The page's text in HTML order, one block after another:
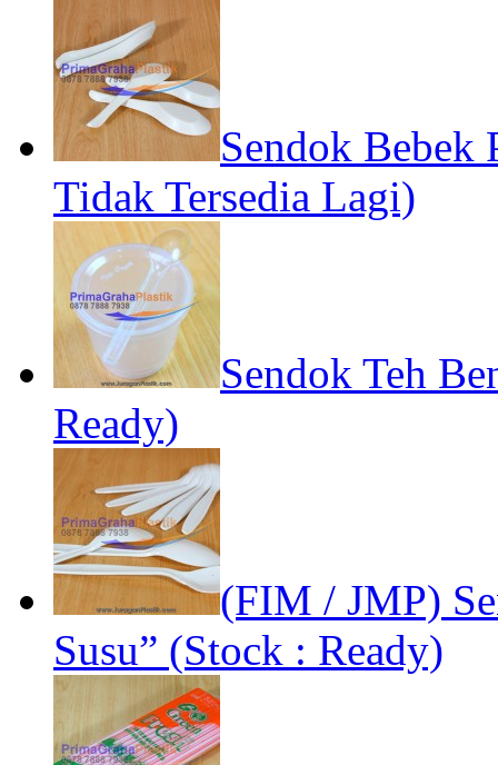
Sendok
Tidak Tersedia Lagi)
Sendok Teh
Ready)
(FIM / JMP)
Susu” (Stock : Ready)